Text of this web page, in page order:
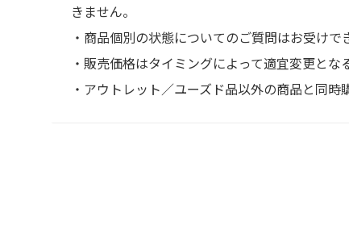
きません。
・商品個別の状態についてのご質問はお受けで
・販売価格はタイミングによって適宜変更とな
・アウトレット／ユーズド品以外の商品と同時